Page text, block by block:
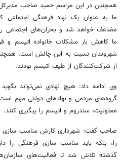
همچنین در این مراسم حمید صاحب
ما به عنوان یک نهاد فرهنگی اجتماعی
مضاعف خواهد شد و بحران‌های اجتماعی
ما کاهش بار مشکلات خانواده اتیسم و
شهروندان نسبت به این چالش است.
از شرکت‌کنندگان از طیف اتیسم بودند.
وی ادامه داد: هیچ نهادی نمی‌تواند
گروه‌های مردمی و نهادهای دولتی مهم
معلولیت، سندروم و اتیسم را پیگیری کنند.
صاحب گفت: شهرداری کارش مناسب سازی
را، بلکه باید مناسب سازی فرهنگی را
گذشته تلاش شد تا فعالیت‌های